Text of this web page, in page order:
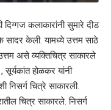
दिग्गज कलाकारांनी सुमारे दीड
सादर केली. यामध्ये उत्तम साठे
असे व्यक्तिचित्र साकारले
सूर्यकांत होळकर यांनी
चित्रे साकारली.
चित्र साकारले. निसर्ग